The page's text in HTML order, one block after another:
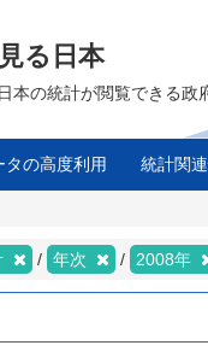
る日本
本の統計が閲覧できる政
タの高度利用 統計関
年次 2008年